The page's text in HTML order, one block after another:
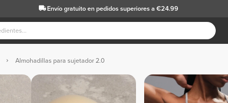
Envío gratuitoen pedidos superiores a €24.99
Almohadillas para sujetador 2.0